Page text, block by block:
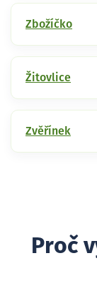
Zbožíčko
Žitovlice
Zvěřínek
Proč